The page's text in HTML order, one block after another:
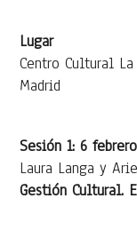
Lugar
Centro Cultural
Madrid
Sesión 1: 6 febrero
Laura Langa y
Gestión Cultural.